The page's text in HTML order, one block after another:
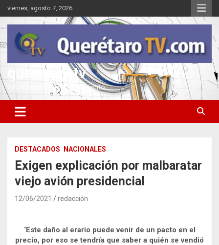
Saltar
al
contenido
viernes, agosto 7, 2026
queretarotv
Información y entretenimiento
DESTACADOS NACIONALES
Exigen explicación por malbaratar
viejo avión presidencial
12/06/2021 redacción
‘Este daño al erario puede venir de un pacto en el
precio, por eso se tendría que saber a quién se vendió